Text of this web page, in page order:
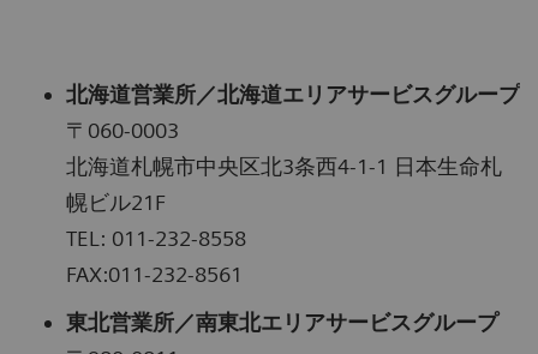
北海道営業所／北海道エリアサービスグループ
〒060-0003
北海道札幌市中央区北3条西4-1-1 日本生命札
幌ビル21F
TEL: 011-232-8558
FAX:011-232-8561
東北営業所／南東北エリアサービスグループ